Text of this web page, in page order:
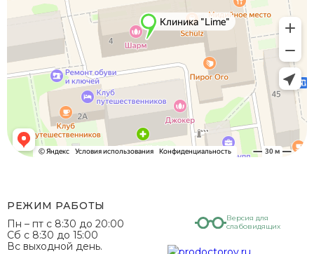
РЕЖИМ РАБОТЫ
Пн – пт с 8:30 до 20:00
Сб с 8:30 до 15:00
Вс выходной день.
Версия для
слабовидящих